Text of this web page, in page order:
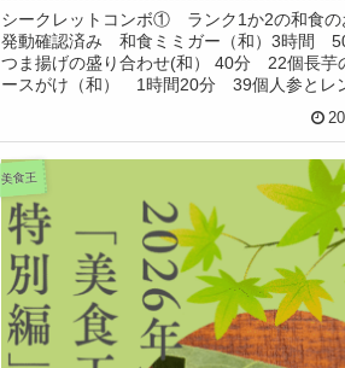
シークレットコンボ① ランク1か2の和食の
発動確認済み 和食ミミガー（和）3時間
つま揚げの盛り合わせ(和） 40分 22個長芋
ースがけ（和） 1時間20分 39個人参とレ
美食王